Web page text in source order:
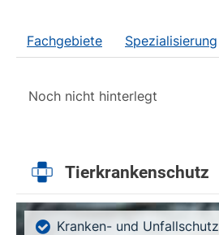
Fachgebiete Spezialisierung
Noch nicht hinterlegt
Tierkrankenschutz
Kranken- und Unfallschutz